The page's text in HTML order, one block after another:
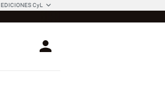
EDICIONES CyL
Login